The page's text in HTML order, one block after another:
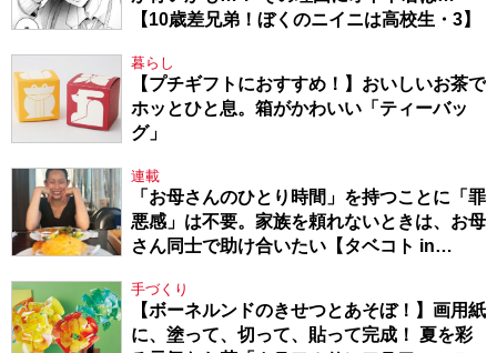
【10歳差兄弟！ぼくのニイニは高校生・3】
暮らし
【プチギフトにおすすめ！】おいしいお茶で
ホッとひと息。箱がかわいい「ティーバッ
グ」
連載
「お母さんのひとり時間」を持つことに「罪
悪感」は不要。家族を頼れないときは、お母
さん同士で助け合いたい【タベコト in
手づくり
【ボーネルンドのきせつとあそぼ！】画用紙
に、塗って、切って、貼って完成！ 夏を彩